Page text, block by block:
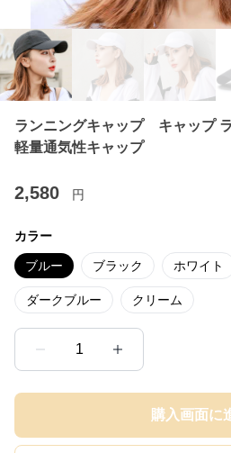
ランニングキャップ キャップ
軽量通気性キャップ
2,580 円
カラー
ブルー ブラック ホワイト
ダークブルー クリーム
1
購入画面に